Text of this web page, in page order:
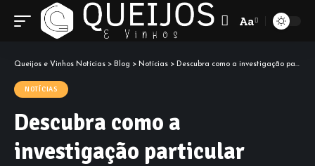
Font
Aa
Queijos e Vinhos Notícias > Blog > Notícias > Descubra como a investigação particular contribui para proteção e obtenção de justiça para vítimas de violência doméstica
NOTÍCIAS
Descubra como a
investigação particular